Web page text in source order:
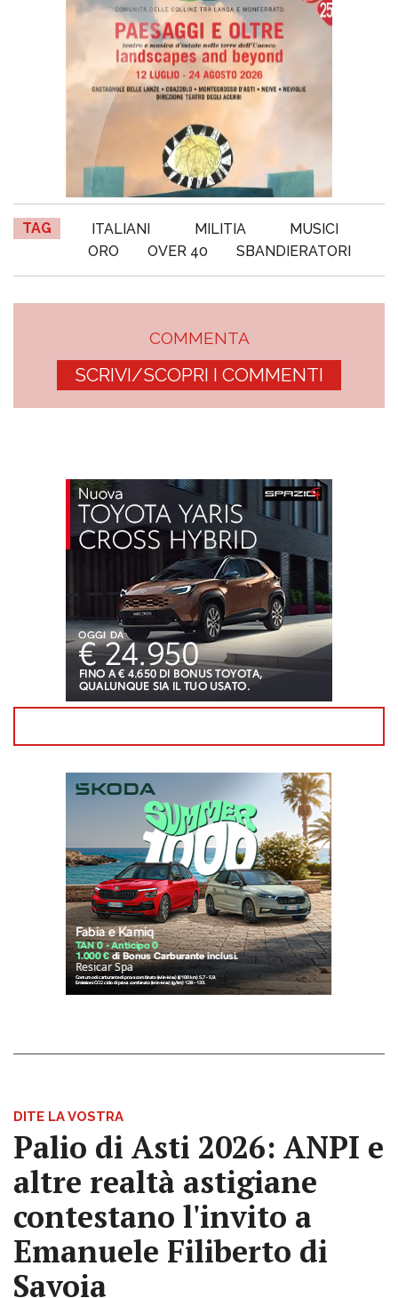
TAG ITALIANI MILITIA
MUSICI
ORO
OVER 40 SBANDIERATORI
COMMENTA
SCRIVI/SCOPRI I COMMENTI
DITE LA VOSTRA
Palio di Asti 2026: ANPI e
altre realtà astigiane
contestano l'invito a
Emanuele Filiberto di
Savoia